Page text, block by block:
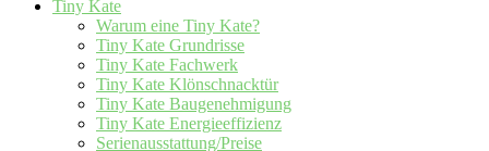
Tiny Kate
Warum eine Tiny Kate?
Tiny Kate Grundrisse
Tiny Kate Fachwerk
Tiny Kate Klönschnacktür
Tiny Kate Baugenehmigung
Tiny Kate Energieeffizienz
Serienausstattung/Preise